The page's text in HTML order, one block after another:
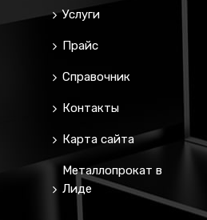
Услуги
Прайс
Справочник
Контакты
Карта сайта
Металлопрокат в
Лиде